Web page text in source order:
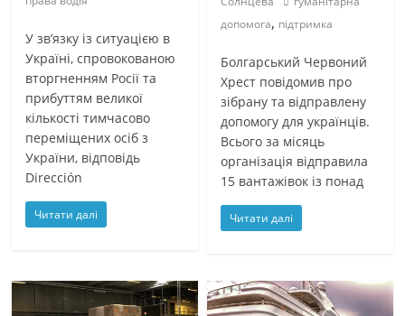
У зв’язку із ситуацією в
Україні, спровокованою
вторгненням Росії та
прибуттям великої
кількості тимчасово
переміщених осіб з
України, відповідь
Dirección
Читати далі
допомога, підтримка
Болгарський Червоний
Хрест повідомив про
зібрану та відправлену
допомогу для українців.
Всього за місяць
організація відправила
15 вантажівок із понад
Читати далі